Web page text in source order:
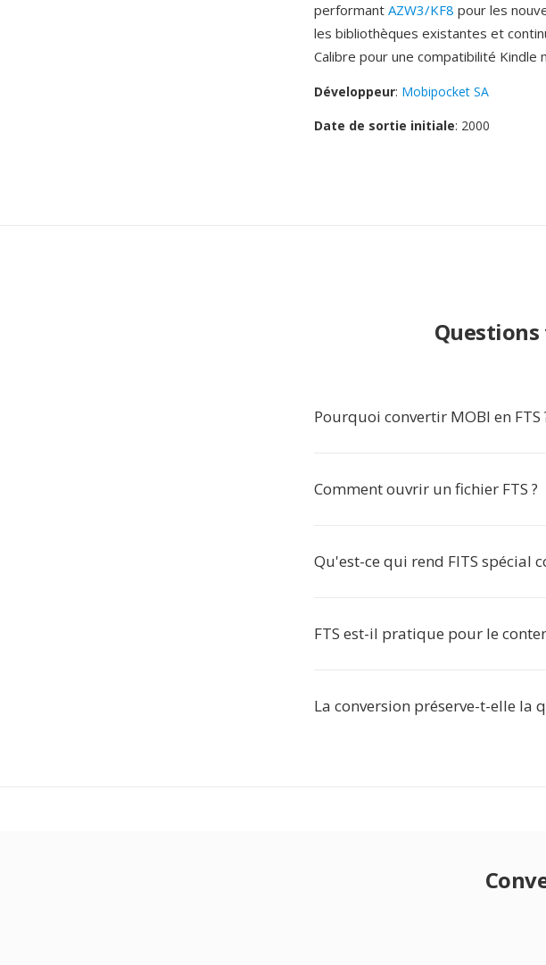
performant AZW3/KF8 pour les
les bibliothèques existantes et
Calibre pour une compatibilité Kindle
Développeur: Mobipocket SA
Date de sortie initiale: 2000
Pourquoi convertir MOBI en FTS
Comment ouvrir un fichier FTS ?
Qu'est-ce qui rend FITS spécial
FTS est-il pratique pour le
La conversion préserve-t-elle la